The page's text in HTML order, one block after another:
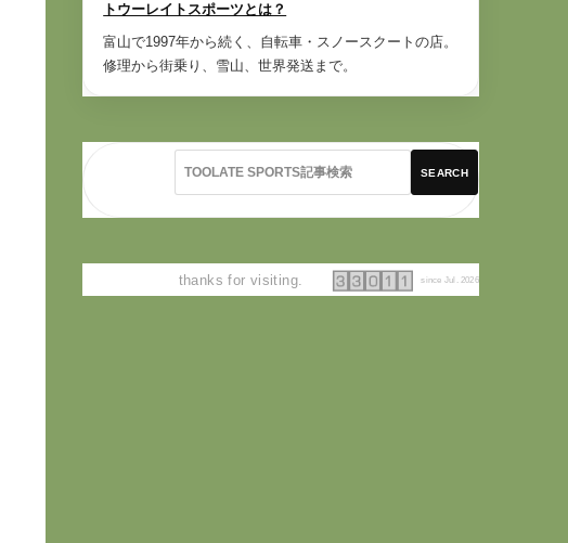
トウーレイトスポーツとは？
富山で1997年から続く、自転車・スノースクートの店。
修理から街乗り、雪山、世界発送まで。
SEARCH
thanks for visiting. since Jul. 2026